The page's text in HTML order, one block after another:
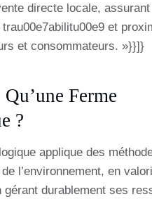
directe locale, assurant
et
et consommateurs. »}}]}
Qu’une Ferme
?
applique des
l’environnement, en
gérant durablement ses